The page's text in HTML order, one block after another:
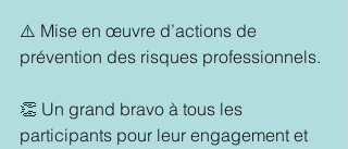
⚠️ Mise en œuvre d’actions de
prévention des risques professionnels.
👏 Un grand bravo à tous les
participants pour leur engagement et